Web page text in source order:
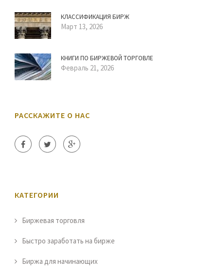
КЛАССИФИКАЦИЯ БИРЖ
Март 13, 2026
КНИГИ ПО БИРЖЕВОЙ ТОРГОВЛЕ
Февраль 21, 2026
РАССКАЖИТЕ О НАС
КАТЕГОРИИ
Биржевая торговля
Быстро заработать на бирже
Биржа для начинающих